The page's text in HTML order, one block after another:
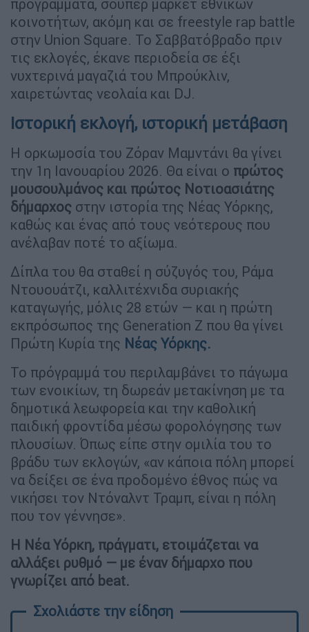
προγράμματα, σούπερ μάρκετ εθνικών
κοινοτήτων, ακόμη και σε freestyle rap battle
στην Union Square. Το Σαββατόβραδο πριν
τις εκλογές, έκανε περιοδεία σε έξι
νυχτερινά μαγαζιά του Μπρούκλιν,
χαιρετώντας νεολαία και DJ.
Ιστορική εκλογή, ιστορική μετάβαση
Η ορκωμοσία του Ζόραν Μαμντάνι θα γίνει
την 1η Ιανουαρίου 2026. Θα είναι ο πρώτος
μουσουλμάνος και πρώτος Νοτιοασιάτης
δήμαρχος στην ιστορία της Νέας Υόρκης,
καθώς και ένας από τους νεότερους που
ανέλαβαν ποτέ το αξίωμα.
Δίπλα του θα σταθεί η σύζυγός του, Ράμα
Ντουουάτζι, καλλιτέχνιδα συριακής
καταγωγής, μόλις 28 ετών — και η πρώτη
εκπρόσωπος της Generation Z που θα γίνει
Πρώτη Κυρία της Νέας Υόρκης.
Το πρόγραμμά του περιλαμβάνει το πάγωμα
των ενοικίων, τη δωρεάν μετακίνηση με τα
δημοτικά λεωφορεία και την καθολική
παιδική φροντίδα μέσω φορολόγησης των
πλουσίων. Όπως είπε στην ομιλία του το
βράδυ των εκλογών, «αν κάποια πόλη μπορεί
να δείξει σε ένα προδομένο έθνος πώς να
νικήσει τον Ντόναλντ Τραμπ, είναι η πόλη
που τον γέννησε».
Η Νέα Υόρκη, πράγματι, ετοιμάζεται να
αλλάξει ρυθμό — με έναν δήμαρχο που
γνωρίζει από beat.